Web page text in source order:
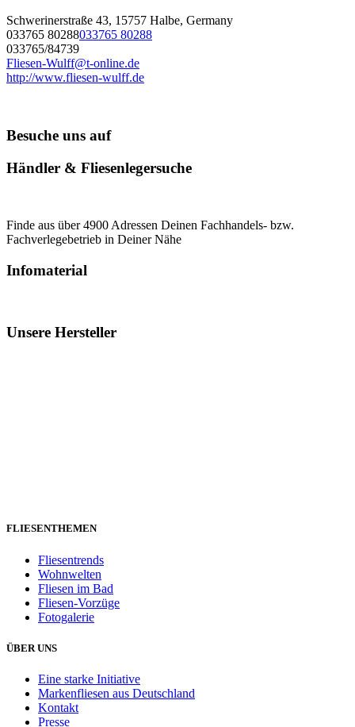
Schwerinerstraße 43, 15757 Halbe, Germany
033765 80288033765 80288
033765/84739
Fliesen-Wulff@t-online.de
http://www.fliesen-wulff.de
Besuche uns auf
Händler & Fliesenlegersuche
Finde aus über 4900 Adressen Deinen Fachhandels- bzw.
Fachverlegebetrieb in Deiner Nähe
Infomaterial
Unsere Hersteller
FLIESENTHEMEN
Fliesentrends
Wohnwelten
Fliesen im Bad
Fliesen-Vorzüge
Fotogalerie
ÜBER UNS
Eine starke Initiative
Markenfliesen aus Deutschland
Kontakt
Presse